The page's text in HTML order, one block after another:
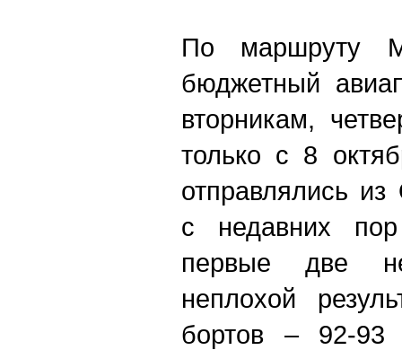
По маршруту
бюджетный
вторникам,
только с 8
отправлялись
с недавних
первые две
неплохой
бортов – 92-